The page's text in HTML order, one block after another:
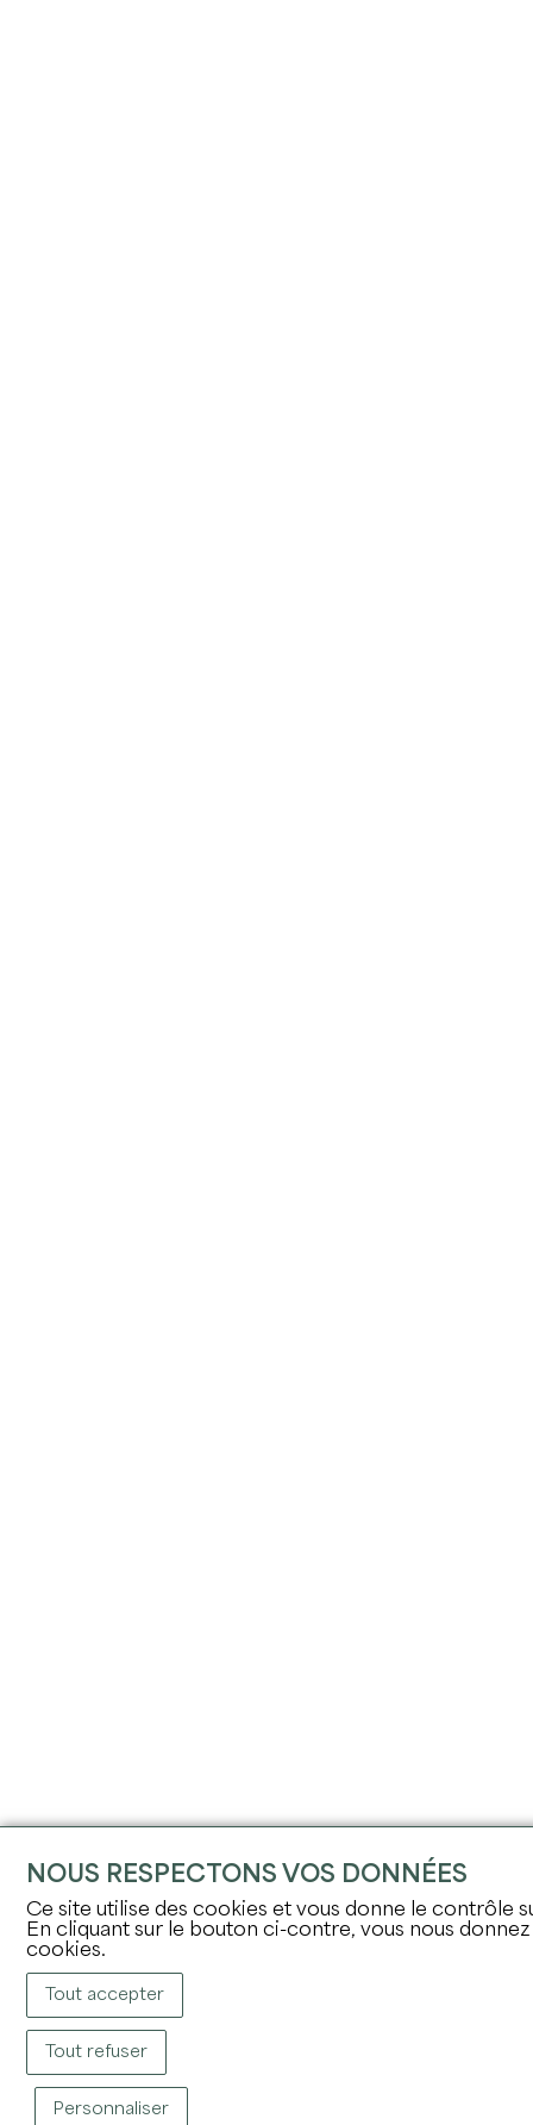
NOUS RESPECTONS VOS DONNÉES
Ce site utilise des cookies et vous donne le contrôle
En cliquant sur le bouton ci-contre, vous nous
cookies.
Tout accepter
Tout refuser
Personnaliser